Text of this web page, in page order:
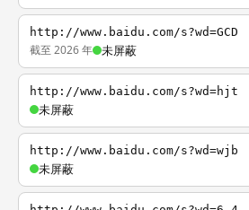
http://www.baidu.com/s?wd=GCD
截至 2026 年 未屏蔽
http://www.baidu.com/s?wd=hjt
未屏蔽
http://www.baidu.com/s?wd=wjb
未屏蔽